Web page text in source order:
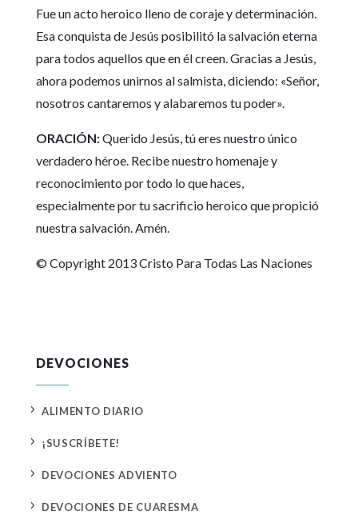
Fue un acto heroico lleno de coraje y determinación.
Esa conquista de Jesús posibilitó la salvación eterna
para todos aquellos que en él creen. Gracias a Jesús,
ahora podemos unirnos al salmista, diciendo: «Señor,
nosotros cantaremos y alabaremos tu poder».
ORACIÓN:Querido Jesús, tú eres nuestro único
verdadero héroe. Recibe nuestro homenaje y
reconocimiento por todo lo que haces,
especialmente por tu sacrificio heroico que propició
nuestra salvación. Amén.
© Copyright 2013 Cristo Para Todas Las Naciones
DEVOCIONES
5 ALIMENTO DIARIO
5 ¡SUSCRÍBETE!
5 DEVOCIONES ADVIENTO
5 DEVOCIONES DE CUARESMA